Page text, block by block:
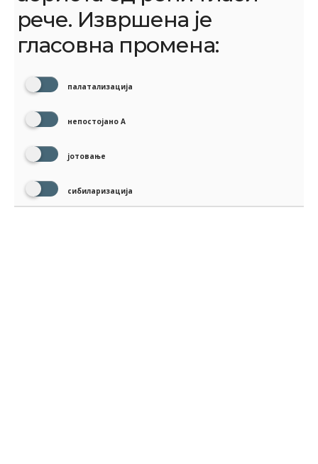
рече. Извршена је
гласовна промена:
палатализација
непостојано А
јотовање
сибиларизација